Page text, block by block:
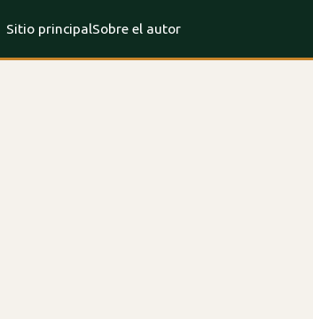
Sitio principalSobre el autor